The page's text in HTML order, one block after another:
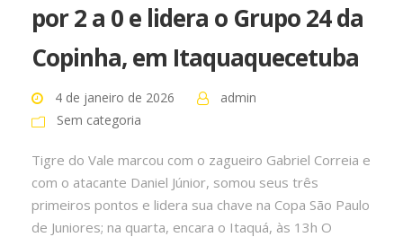
por 2 a 0 e lidera o Grupo 24 da
Copinha, em Itaquaquecetuba
4 de janeiro de 2026
admin
Sem categoria
Tigre do Vale marcou com o zagueiro Gabriel Correia e
com o atacante Daniel Júnior, somou seus três
primeiros pontos e lidera sua chave na Copa São Paulo
de Juniores; na quarta, encara o Itaquá, às 13h O